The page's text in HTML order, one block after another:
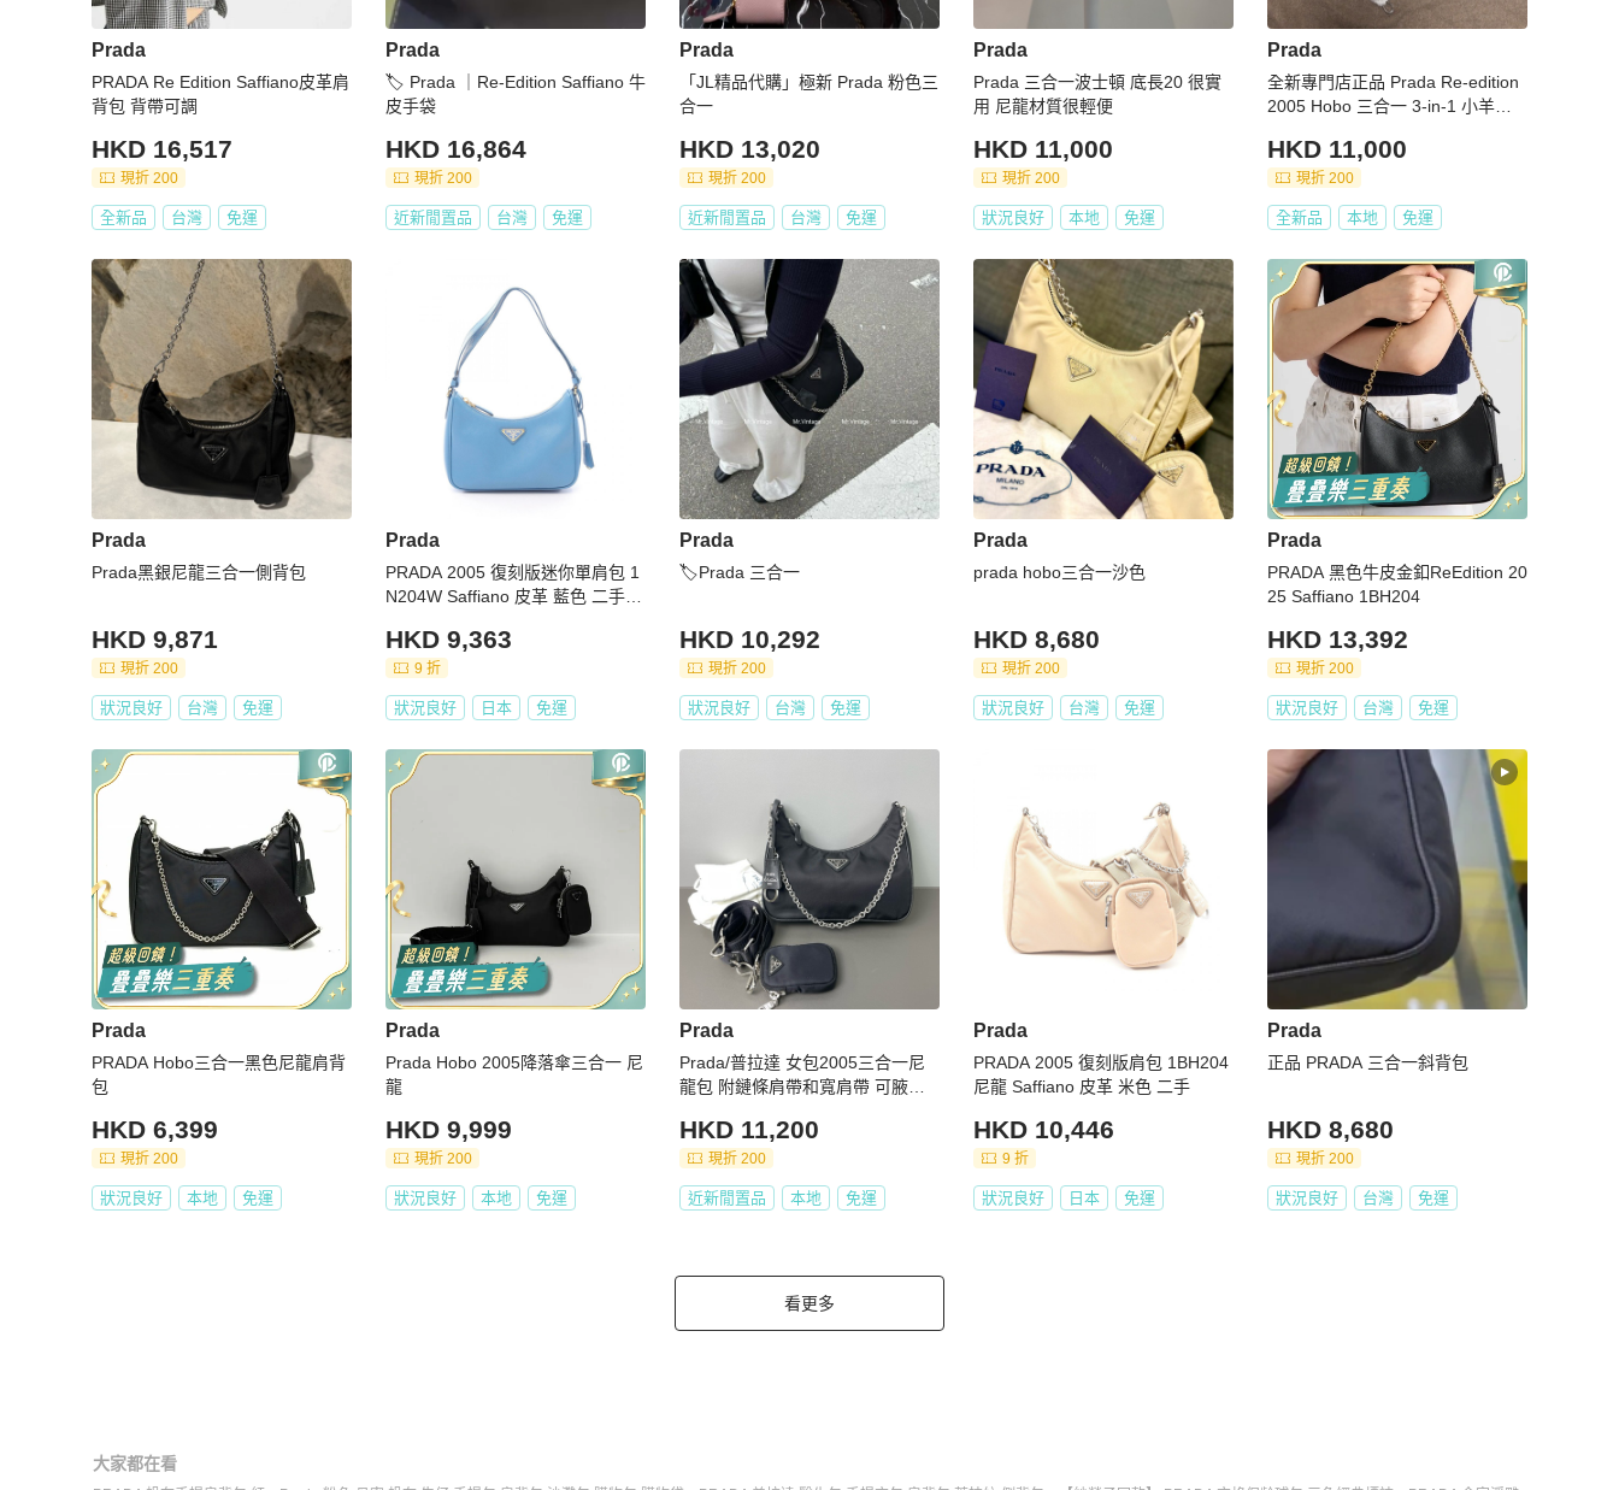
Prada
PRADA Re Edition Saffiano皮革肩
背包 背帶可調
HKD 16,517
現折 200
全新品 台灣 免運
Prada
🏷️ Prada ｜Re-Edition Saffiano 牛
皮手袋
HKD 16,864
現折 200
近新閒置品 台灣 免運
Prada
「JL精品代購」極新 Prada 粉色三
合一
HKD 13,020
現折 200
近新閒置品 台灣 免運
Prada
Prada 三合一波士頓 底長20 很實
用 尼龍材質很輕便
HKD 11,000
現折 200
狀況良好 本地 免運
Prada
全新專門店正品 Prada Re-edition
2005 Hobo 三合一 3-in-1 小羊皮
HKD 11,000
現折 200
全新品 本地 免運
Prada
Prada黑銀尼龍三合一側背包
HKD 9,871
現折 200
狀況良好 台灣 免運
Prada
PRADA 2005 復刻版迷你單肩包 1
N204W Saffiano 皮革 藍色 二手
HKD 9,363
9 折
狀況良好 日本 免運
Prada
🏷Prada 三合一
HKD 10,292
現折 200
狀況良好 台灣 免運
Prada
prada hobo三合一沙色
HKD 8,680
現折 200
狀況良好 台灣 免運
Prada
PRADA 黑色牛皮金釦ReEdition 20
25 Saffiano 1BH204
HKD 13,392
現折 200
狀況良好 台灣 免運
Prada
PRADA Hobo三合一黑色尼龍肩背
包
HKD 6,399
現折 200
狀況良好 本地 免運
Prada
Prada Hobo 2005降落傘三合一 尼
龍
HKD 9,999
現折 200
狀況良好 本地 免運
Prada
Prada/普拉達 女包2005三合一尼
龍包 附鏈條肩帶和寬肩帶 可腋下
HKD 11,200
現折 200
近新閒置品 本地 免運
Prada
PRADA 2005 復刻版肩包 1BH204
尼龍 Saffiano 皮革 米色 二手
HKD 10,446
9 折
狀況良好 日本 免運
Prada
正品 PRADA 三合一斜背包
HKD 8,680
現折 200
狀況良好 台灣 免運
看更多
大家都在看